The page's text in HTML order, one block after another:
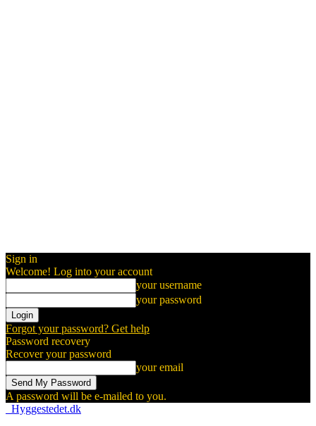
Sign in
Welcome! Log into your account
your username
your password
Forgot your password? Get help
Password recovery
Recover your password
your email
A password will be e-mailed to you.
Hyggestedet.dk